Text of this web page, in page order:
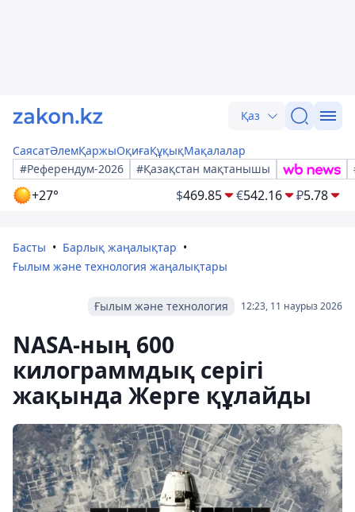
Қаз
СаясатӘлемҚаржыОқиғаҚұқықМақалалар
#Референдум-2026
#Қазақстан мақтанышы
+27° $469.85 €542.16 ₽5.78
Басты
Барлық жаңалықтар
Ғылым және технология жаңалықтары
12:23, 11 наурыз 2026
Ғылым және технология
NASA-ның 600
килограммдық серігі
жақында Жерге құлайды